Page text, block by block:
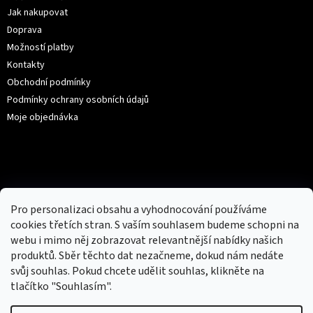
Pro personalizaci obsahu a vyhodnocování používáme
cookies třetích stran. S vaším souhlasem budeme schopni na
webu i mimo něj zobrazovat relevantnější nabídky našich
produktů. Sběr těchto dat nezačneme, dokud nám nedáte
svůj souhlas. Pokud chcete udělit souhlas, klikněte na
tlačítko "Souhlasím".
Jak nakupovat
Doprava
Možností platby
Kontakty
Obchodní podmínky
Podmínky ochrany osobních údajů
Moje objednávka
+420 776 222 271 (9:00-16:30)
Facebook